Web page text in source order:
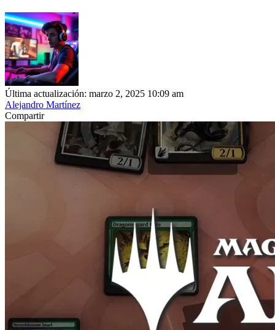
Última actualización: marzo 2, 2025 10:09 am
Alejandro Martínez
Compartir